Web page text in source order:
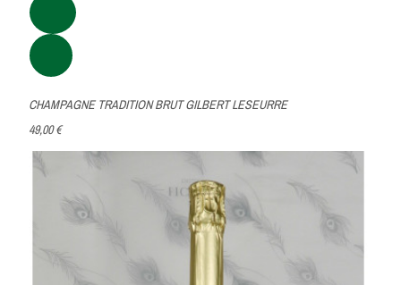
CHAMPAGNE TRADITION BRUT GILBERT LESEURRE
49,00 €